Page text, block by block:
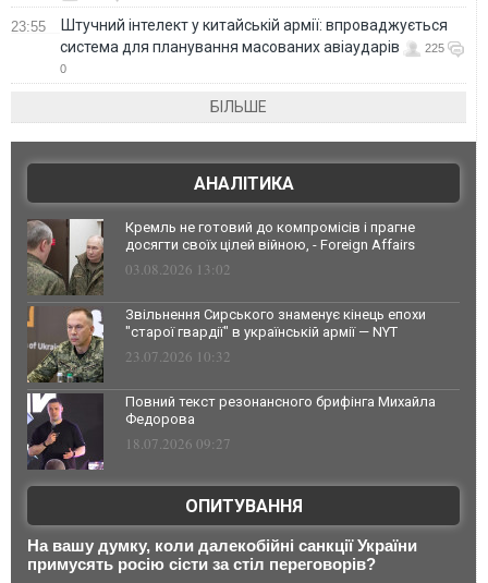
23:55
Штучний інтелект у китайській армії: впроваджується
система для планування масованих авіаударів
225
0
БІЛЬШЕ
АНАЛІТИКА
Кремль не готовий до компромісів і прагне
досягти своїх цілей війною, - Foreign Affairs
03.08.2026 13:02
Звільнення Сирського знаменує кінець епохи
"старої гвардії" в українській армії — NYT
23.07.2026 10:32
Повний текст резонансного брифінга Михайла
Федорова
18.07.2026 09:27
ОПИТУВАННЯ
На вашу думку, коли далекобійні санкції України
примусять росію сісти за стіл переговорів?